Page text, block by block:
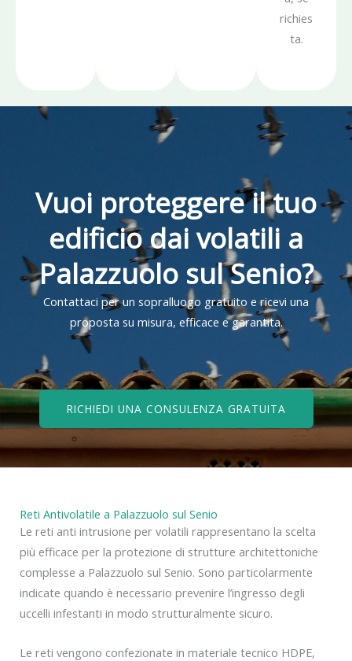
richies
ta.
Vuoi proteggere il tuo
edificio dai volatili a
Palazzuolo sul Senio?
Contattaci per un sopralluogo gratuito e ricevi una
proposta su misura, efficace e garantita.
RICHIEDI UNA CONSULENZA GRATUITA
Reti Antivolatile a Palazzuolo sul Senio
Le reti anti intrusione per volatili rappresentano la scelta
più efficace per la protezione di strutture architettoniche
complesse a Palazzuolo sul Senio. Sono particolarmente
indicate quando è necessario prevenire l’ingresso degli
uccelli infestanti in modo strutturalmente sicuro.
Le reti vengono confezionate in materiale tecnico HDPE,